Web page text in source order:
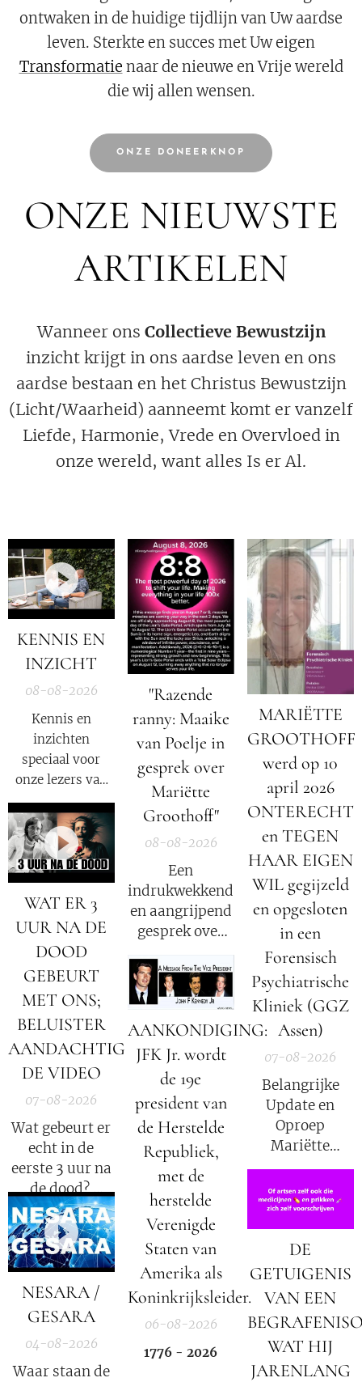
ontwaken in de huidige tijdlijn van Uw aardse
leven. Sterkte en succes met Uw eigen
Transformatie naar de nieuwe en Vrije wereld
die wij allen wensen.
ONZE DONEERKNOP
ONZE NIEUWSTE
ARTIKELEN
Wanneer ons Collectieve Bewustzijn
inzicht krijgt in ons aardse leven en ons
aardse bestaan en het Christus Bewustzijn
(Licht/Waarheid) aanneemt komt er vanzelf
Liefde, Harmonie, Vrede en Overvloed in
onze wereld, want alles Is er Al.
KENNIS EN
INZICHT
08-08-2026
Kennis en
inzichten
speciaal voor
onze lezers van
De Nieuwe Media
en reizigers die
geïnteresseerd
zijn in alternatief
nieuws, dossiers,
bewustwording,
spiritualiteit en
berichtgeving.
"Razende
ranny: Maaike
van Poelje in
gesprek over
Mariëtte
Groothoff"
08-08-2026
Een
indrukwekkend
en aangrijpend
gesprek over
Mariëtte
Groothoff.
MARIËTTE
GROOTHOFF
werd op 10
april 2026
ONTERECHT
en TEGEN
HAAR EIGEN
WIL gegijzeld
en opgesloten
in een
Forensisch
Psychiatrische
Kliniek (GGZ
Assen)
07-08-2026
Belangrijke
Update en
Oproep
Mariëtte
Groothoff van
7 augustus
2026
WAT ER 3
UUR NA DE
DOOD
GEBEURT
MET ONS;
BELUISTER
AANDACHTIG
DE VIDEO
07-08-2026
Wat gebeurt er
echt in de
eerste 3 uur na
de dood?
Elisabeth
Kübler-Ross
legt uit.
AANKONDIGING:
JFK Jr. wordt
de 19e
president van
de Herstelde
Republiek,
met de
herstelde
Verenigde
Staten van
Amerika als
Koninkrijksleider.
06-08-2026
1776 - 2026
DE
GETUIGENIS
VAN EEN
WAT HIJ
JARENLANG
NESARA /
GESARA
04-08-2026
Waar staan de